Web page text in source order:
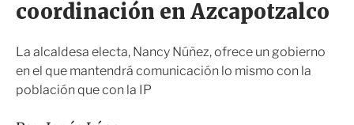
r
coordinación en Azcapotzalco
La alcaldesa electa, Nancy Núñez, ofrece un gobierno
en el que mantendrá comunicación lo mismo con la
población que con la IP